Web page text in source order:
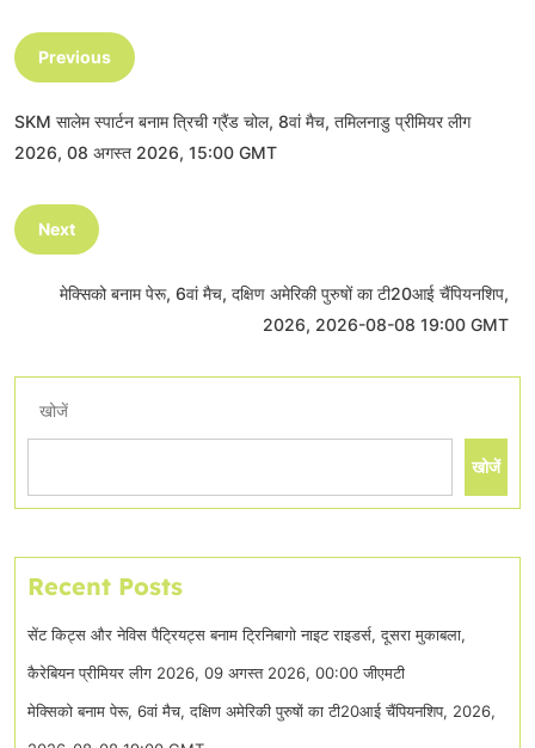
Previous
SKM सालेम स्पार्टन बनाम त्रिची ग्रैंड चोल, 8वां मैच, तमिलनाडु प्रीमियर लीग
2026, 08 अगस्त 2026, 15:00 GMT
Next
मेक्सिको बनाम पेरू, 6वां मैच, दक्षिण अमेरिकी पुरुषों का टी20आई चैंपियनशिप,
2026, 2026-08-08 19:00 GMT
खोजें
खोजें
Recent Posts
सेंट किट्स और नेविस पैट्रियट्स बनाम ट्रिनिबागो नाइट राइडर्स, दूसरा मुकाबला,
कैरेबियन प्रीमियर लीग 2026, 09 अगस्त 2026, 00:00 जीएमटी
मेक्सिको बनाम पेरू, 6वां मैच, दक्षिण अमेरिकी पुरुषों का टी20आई चैंपियनशिप, 2026,